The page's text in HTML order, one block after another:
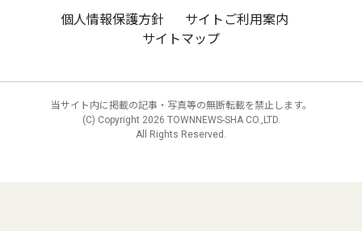
個人情報保護方針
サイトご利用案内
サイトマップ
当サイト内に掲載の記事・写真等の無断転載を禁止します。
(C) Copyright 2026 TOWNNEWS-SHA CO.,LTD.
All Rights Reserved.